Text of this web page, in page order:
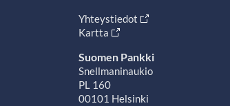
Yhteystiedot
Kartta
Suomen Pankki
Snellmaninaukio
PL 160
00101 Helsinki